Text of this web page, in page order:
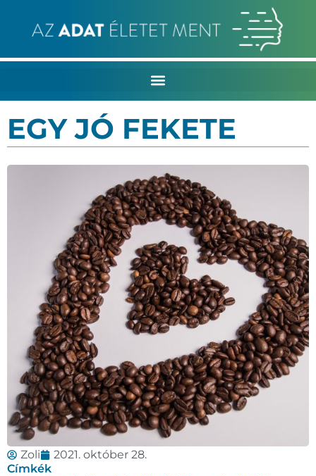
EGY JÓ FEKETE
Zoli
2021. október 28.
Címkék